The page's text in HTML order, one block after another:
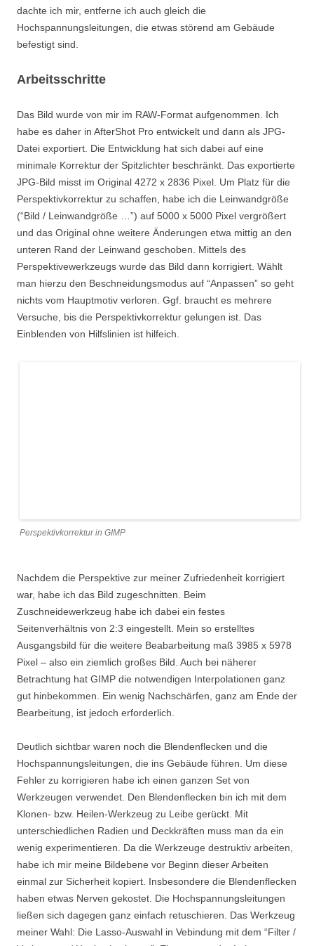
dachte ich mir, entferne ich auch gleich die
Hochspannungsleitungen, die etwas störend am Gebäude
befestigt sind.
Arbeitsschritte
Das Bild wurde von mir im RAW-Format aufgenommen. Ich
habe es daher in AfterShot Pro entwickelt und dann als JPG-
Datei exportiert. Die Entwicklung hat sich dabei auf eine
minimale Korrektur der Spitzlichter beschränkt. Das exportierte
JPG-Bild misst im Original 4272 x 2836 Pixel. Um Platz für die
Perspektivkorrektur zu schaffen, habe ich die Leinwandgröße
(“Bild / Leinwandgröße …”) auf 5000 x 5000 Pixel vergrößert
und das Original ohne weitere Änderungen etwa mittig an den
unteren Rand der Leinwand geschoben. Mittels des
Perspektivewerkzeugs wurde das Bild dann korrigiert. Wählt
man hierzu den Beschneidungsmodus auf “Anpassen” so geht
nichts vom Hauptmotiv verloren. Ggf. braucht es mehrere
Versuche, bis die Perspektivkorrektur gelungen ist. Das
Einblenden von Hilfslinien ist hilfeich.
Perspektivkorrektur in GIMP
Nachdem die Perspektive zur meiner Zufriedenheit korrigiert
war, habe ich das Bild zugeschnitten. Beim
Zuschneidewerkzeug habe ich dabei ein festes
Seitenverhältnis von 2:3 eingestellt. Mein so erstelltes
Ausgangsbild für die weitere Beabarbeitung maß 3985 x 5978
Pixel – also ein ziemlich großes Bild. Auch bei näherer
Betrachtung hat GIMP die notwendigen Interpolationen ganz
gut hinbekommen. Ein wenig Nachschärfen, ganz am Ende der
Bearbeitung, ist jedoch erforderlich.
Deutlich sichtbar waren noch die Blendenflecken und die
Hochspannungsleitungen, die ins Gebäude führen. Um diese
Fehler zu korrigieren habe ich einen ganzen Set von
Werkzeugen verwendet. Den Blendenflecken bin ich mit dem
Klonen- bzw. Heilen-Werkzeug zu Leibe gerückt. Mit
unterschiedlichen Radien und Deckkräften muss man da ein
wenig experimentieren. Da die Werkzeuge destruktiv arbeiten,
habe ich mir meine Bildebene vor Beginn dieser Arbeiten
einmal zur Sicherheit kopiert. Insbesondere die Blendenflecken
haben etwas Nerven gekostet. Die Hochspannungsleitungen
ließen sich dagegen ganz einfach retuschieren. Das Werkzeug
meiner Wahl: Die Lasso-Auswahl in Vebindung mit dem “Filter /